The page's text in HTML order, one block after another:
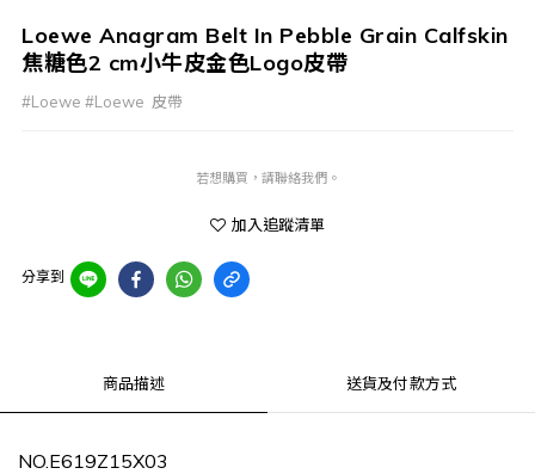
Loewe Anagram Belt In Pebble Grain Calfskin
焦糖色2 cm小牛皮金色Logo皮帶
#Loewe #Loewe  皮帶
若想購買，請聯絡我們。
加入追蹤清單
分享到
商品描述 送貨及付款方式
NO.E619Z15X03